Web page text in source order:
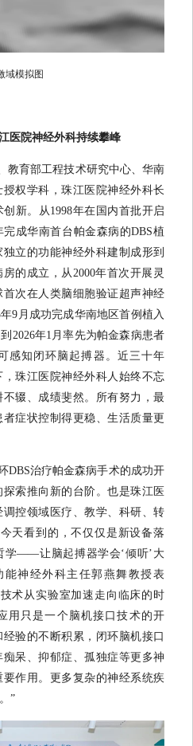
域模拟图
医院神经外科持续攀峰
教育部工程技术研究中心、华南
权学科，珠江医院神经外科长
新。从1998年在国内首批开启
成华南首台帕金森病的DBS植
独立的功能神经外科建制成形到
的成立，从2000年首次开展灵
次在人类脑细胞验证超声神经
9月成功完成华南地区首例植入
2026年1月率先为帕金森病患者
感知闭环脑起搏器。近三十年
珠江医院神经外科人始终不忘
辍、成绩斐然。所有努力，最
症状控制得更稳、生活质量更
DBS治疗帕金森病手术的成功开
索推向新的台阶。也是珠江医
控领域医疗、教学、科研、转
天看到的，不仅仅是新设备落
学——让脑起搏器学会‘倾听’大
能神经外科主任郭燕舞教授表
术从实验室加速走向临床的时
用只是一个脑机接口技术的开
验的不断积累，闭环脑机接口
呆、抑郁症、孤独症等更多神
作用。更多复杂的神经系统疾
”